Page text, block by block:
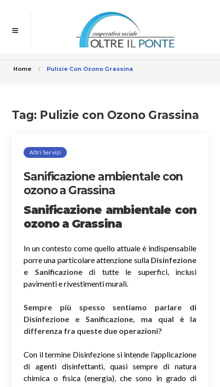
Home Pulizie Con Ozono Grassina
Tag: Pulizie con Ozono Grassina
Altri Servizi
Sanificazione ambientale con
ozono a Grassina
Sanificazione ambientale con
ozonoa Grassina
In un contesto come quello attuale è indispensabile
porre una particolare attenzione sulla Disinfezione
e Sanificazionedi tutte le superfici, inclusi
pavimenti e rivestimenti murali.
Sempre più spesso sentiamo parlare di
Disinfezione e Sanificazione, ma qual è la
differenza fra queste due operazioni?
Con il termine Disinfezione si intende l’applicazione
di agenti disinfettanti, quasi sempre di natura
chimica o fisica (energia), che sono in grado di